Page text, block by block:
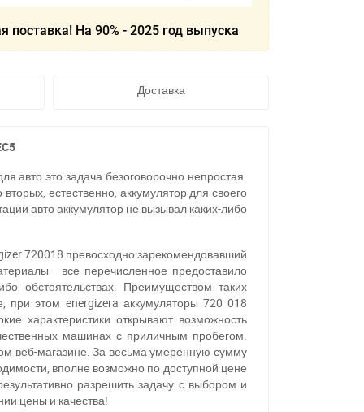
поставка! На 90% - 2025 год выпуска
Доставка
авто это задача безоговорочно непростая.
естественно, аккумулятор для своего
авто аккумулятор не вызывал каких-либо
720018 превосходно зарекомендовавший
- все перечисленное предоставило
обстоятельствах. Преимуществом таких
при этом energizera аккумуляторы 720 018
характеристики открывают возможность
машинах с приличным пробегом.
веб-магазине. За весьма умеренную сумму
вполне возможно по доступной цене
разрешить задачу с выбором и
цены и качества!